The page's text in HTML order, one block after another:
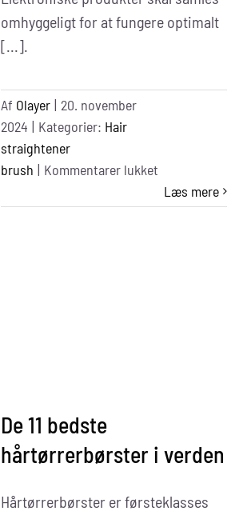
omhyggeligt for at fungere optimalt
[...].
Af Olayer | 20. november
2024 | Kategorier: Hair
straightener
brush | Kommentarer lukket
Elctronic
Products
Læs mere
De 11 bedste
hårtørrerbørster i verden
Hårtørrerbørster er førsteklasses